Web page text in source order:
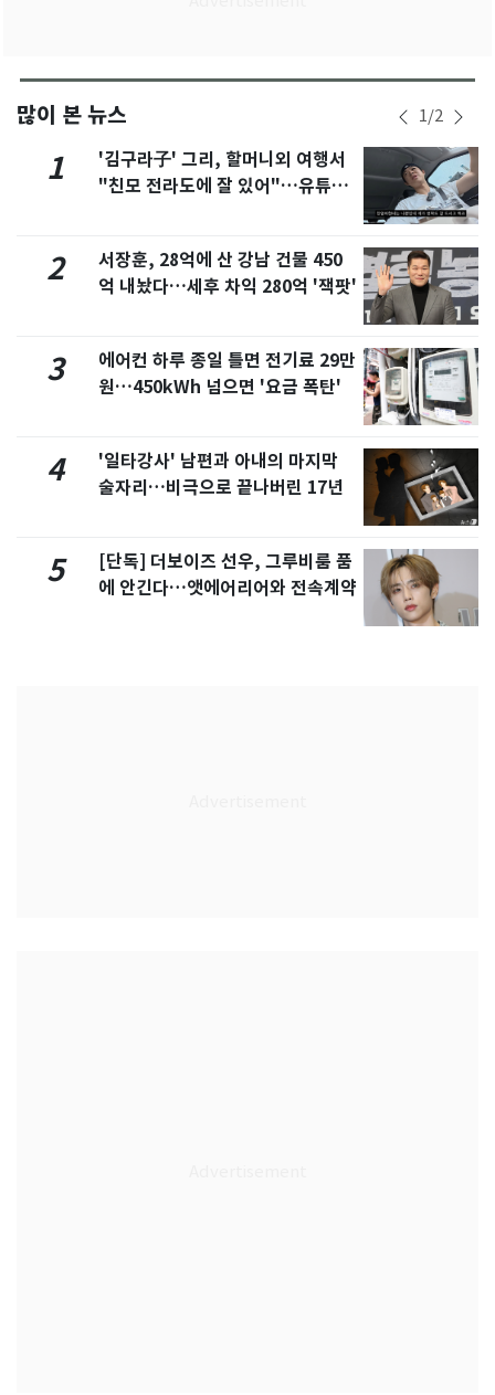
많이 본 뉴스 1/2
1
'김구라子' 그리, 할머니외 여행서
"친모 전라도에 잘 있어"…유튜브
2
서장훈, 28억에 산 강남 건물 450
억 내놨다…세후 차익 280억 '잭팟'
3
에어컨 하루 종일 틀면 전기료 29만
원…450kWh 넘으면 '요금 폭탄'
4
'일타강사' 남편과 아내의 마지막
술자리…비극으로 끝나버린 17년
5
[단독] 더보이즈 선우, 그루비룸 품
에 안긴다…앳에어리어와 전속계약